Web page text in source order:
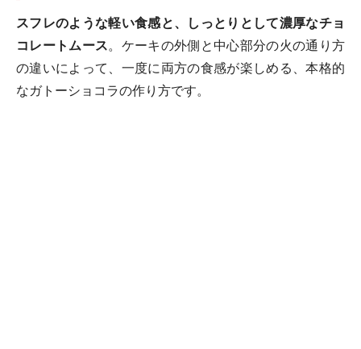
スフレのような軽い食感と、しっとりとして濃厚なチョ
コレートムース。ケーキの外側と中心部分の火の通り方
の違いによって、一度に両方の食感が楽しめる、本格的
なガトーショコラの作り方です。